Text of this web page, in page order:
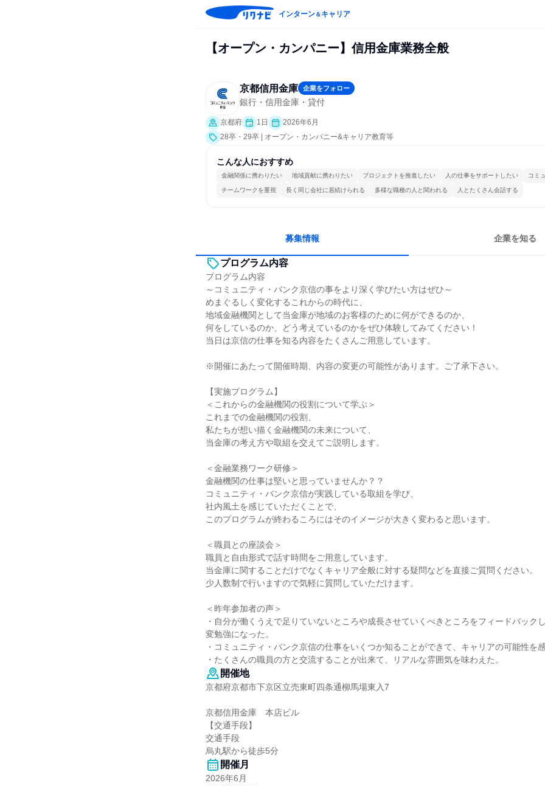
インターン＆キャリア
【オープン・カンパニー】信用金庫業務全般
京都信用金庫 企業をフォロー
銀行・信用金庫・貸付
京都府 1日
2026年6月
28卒・29卒 | オープン・カンパニー&キャリア教育等
こんな人におすすめ
金融関係に携わりたい 地域貢献に携わりたい プロジェクトを推進したい 人の仕事をサポートしたい コミ
チームワークを重視 長く同じ会社に居続けられる 多様な職種の人と関われる 人とたくさん会話する
募集情報 企業を知る
プログラム内容
プログラム内容
～コミュニティ・バンク京信の事をより深く学びたい方はぜひ～
めまぐるしく変化するこれからの時代に、
地域金融機関として当金庫が地域のお客様のために何ができるのか、
何をしているのか、どう考えているのかをぜひ体験してみてください！
当日は京信の仕事を知る内容をたくさんご用意しています。
※開催にあたって開催時期、内容の変更の可能性があります。ご了承下さい。
【実施プログラム】
＜これからの金融機関の役割について学ぶ＞
これまでの金融機関の役割、
私たちが想い描く金融機関の未来について、
当金庫の考え方や取組を交えてご説明します。
＜金融業務ワーク研修＞
金融機関の仕事は堅いと思っていませんか？？
コミュニティ・バンク京信が実践している取組を学び、
社内風土を感じていただくことで、
このプログラムが終わるころにはそのイメージが大きく変わると思います。
＜職員との座談会＞
職員と自由形式で話す時間をご用意しています。
当金庫に関することだけでなくキャリア全般に対する疑問などを直接ご質問ください。
少人数制で行いますので気軽に質問していただけます。
＜昨年参加者の声＞
・自分が働くうえで足りていないところや成長させていくべきところをフィードバック
変勉強になった。
・コミュニティ・バンク京信の仕事をいくつか知ることができて、キャリアの可能性を感
・たくさんの職員の方と交流することが出来て、リアルな雰囲気を味わえた。
開催地
京都府京都市下京区立売東町四条通柳馬場東入7
京都信用金庫 本店ビル
【交通手段】
交通手段
烏丸駅から徒歩5分
開催月
2026年6月